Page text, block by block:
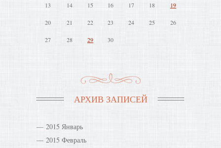
13 14 15 16 17 18 19
20 21 22 23 24 25 26
27 28 29 30
АРХИВ ЗАПИСЕЙ
2015 Январь
2015 Февраль